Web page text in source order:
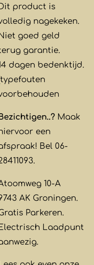
Dit product is
nagekeken.
goed geld
garantie.
dagen bedenktijd.
Maak
een
Bel 06-
10-A
AK Groningen.
Parkeren.
Electrisch Laadpunt